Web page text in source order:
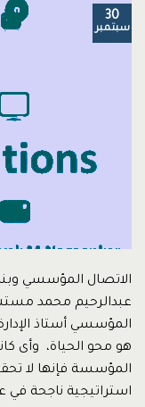
30
سبتمبر
الاتصال المؤسسي
عبدالرحيم محمد
المؤسسي أستاذ
هو محو الحياة، وأى
المؤسسة فإنها لا
استراتيجية ناجحة في